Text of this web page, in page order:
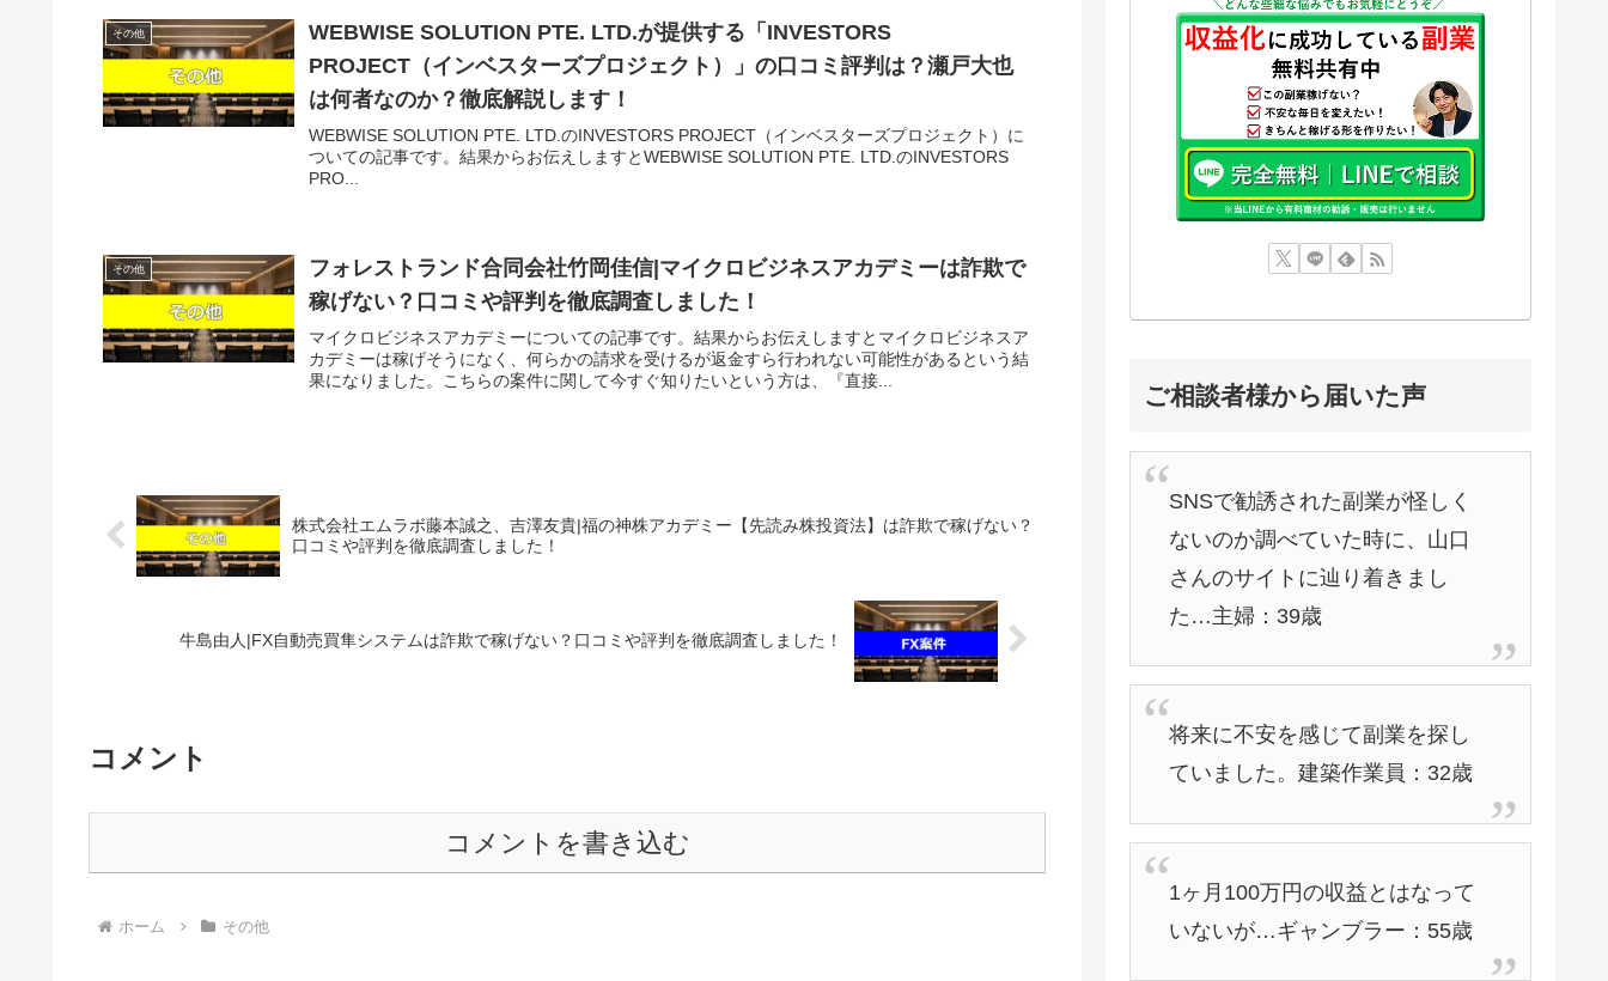
その他
WEBWISE SOLUTION PTE. LTD.が提供する「INVESTORS
PROJECT（インベスターズプロジェクト）」の口コミ評判は？瀬戸大也
は何者なのか？徹底解説します！
WEBWISE SOLUTION PTE. LTD.のINVESTORS PROJECT（インベスターズプロジェクト）に
ついての記事です。結果からお伝えしますとWEBWISE SOLUTION PTE. LTD.のINVESTORS
PRO...
その他
フォレストランド合同会社竹岡佳信|マイクロビジネスアカデミーは詐欺で
稼げない？口コミや評判を徹底調査しました！
マイクロビジネスアカデミーについての記事です。結果からお伝えしますとマイクロビジネスア
カデミーは稼げそうになく、何らかの請求を受けるが返金すら行われない可能性があるという結
果になりました。こちらの案件に関して今すぐ知りたいという方は、『直接...
株式会社エムラボ藤本誠之、吉澤友貴|福の神株アカデミー【先読み株投資法】は詐欺で稼げない？
口コミや評判を徹底調査しました！
牛島由人|FX自動売買隼システムは詐欺で稼げない？口コミや評判を徹底調査しました！
コメント
コメントを書き込む
ホーム その他
ご相談者様から届いた声
SNSで勧誘された副業が怪しく
ないのか調べていた時に、山口
さんのサイトに辿り着きまし
た…主婦：39歳
将来に不安を感じて副業を探し
ていました。建築作業員：32歳
1ヶ月100万円の収益とはなって
いないが…ギャンブラー：55歳